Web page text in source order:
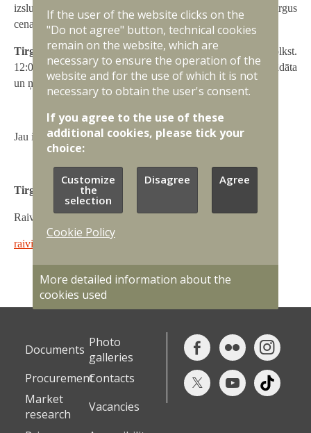
izsludināšanas noskaidrot komersantu spējas un vidējās tirgus
cenas minētā iepirkuma realizēšanai.
Tirgus izpētes iesniegšanas termiņš:līdz 03.09.2025. plkst.
12:00 (pēc minētā termiņa iesūtītā informācija netiks apstrādāta
un ņemta vērā).
Jau iepriekš pateicamies par sniegtajām atbildēm!
Tirgus izpētes kontaktpersona:
Raivis Punka
raivis.punka@mil.lv
Documents Photo
galleries
ProcurementContacts
Market
research
Vacancies
If the user of the website clicks on the
"Do not agree" button, technical cookies
remain on the website, which are
necessary to ensure the operation of the
website and for the use of which it is not
necessary to obtain the user's consent.
If you agree to the use of these
additional cookies, please tick your
choice:
Customize
the
selection
Disagree Agree
Cookie Policy
More detailed information about the
cookies used